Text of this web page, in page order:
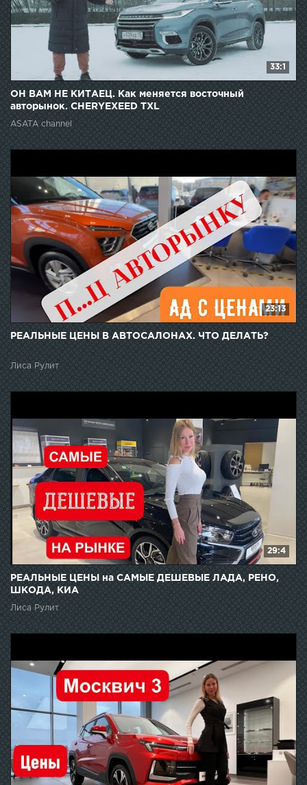
33:1
ОН ВАМ НЕ КИТАЕЦ. Как меняется восточный
авторынок. CHERYEXEED TXL
ASATA channel
23:13
РЕАЛЬНЫЕ ЦЕНЫ В АВТОСАЛОНАХ. ЧТО ДЕЛАТЬ?
Лиса Рулит
29:4
РЕАЛЬНЫЕ ЦЕНЫ на САМЫЕ ДЕШЕВЫЕ ЛАДА, РЕНО,
ШКОДА, КИА
Лиса Рулит